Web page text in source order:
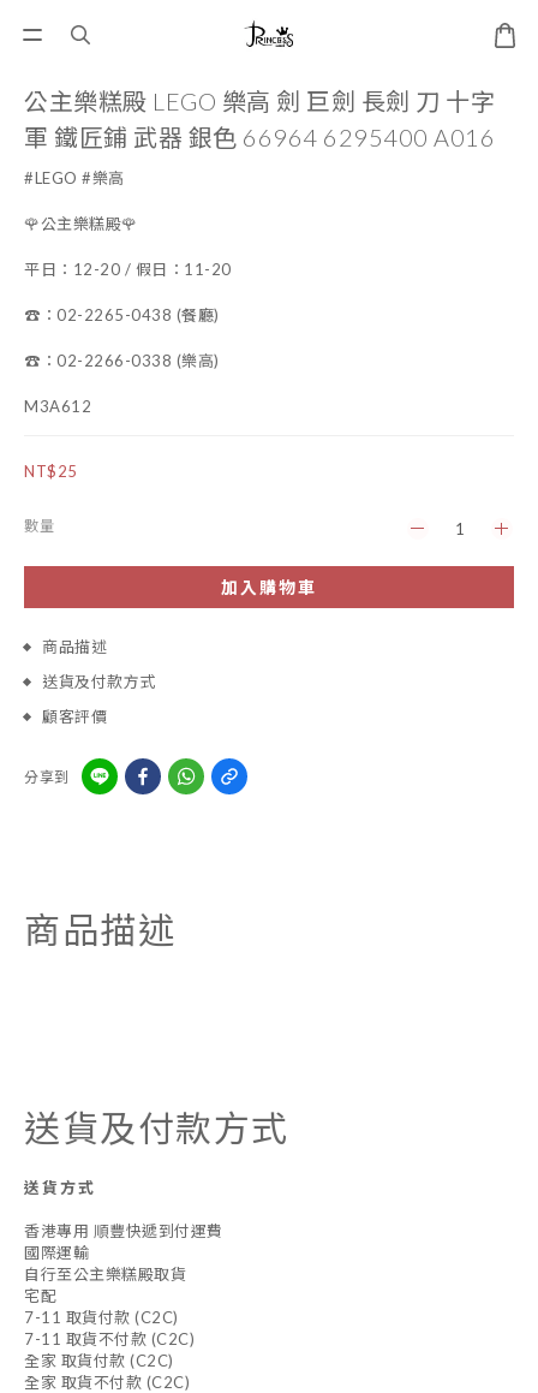
公主樂糕殿 LEGO 樂高 劍 巨劍 長劍 刀 十字
軍 鐵匠鋪 武器 銀色 66964 6295400 A016
#LEGO #樂高
🌹公主樂糕殿🌹
平日：12-20 / 假日：11-20
☎️：02-2265-0438 (餐廳)
☎️：02-2266-0338 (樂高)
M3A612
NT$25
數量
加入購物車
商品描述
送貨及付款方式
顧客評價
分享到
商品描述
送貨及付款方式
送貨方式
香港專用 順豐快遞到付運費
國際運輸
自行至公主樂糕殿取貨
宅配
7-11 取貨付款 (C2C)
7-11 取貨不付款 (C2C)
全家 取貨付款 (C2C)
全家 取貨不付款 (C2C)